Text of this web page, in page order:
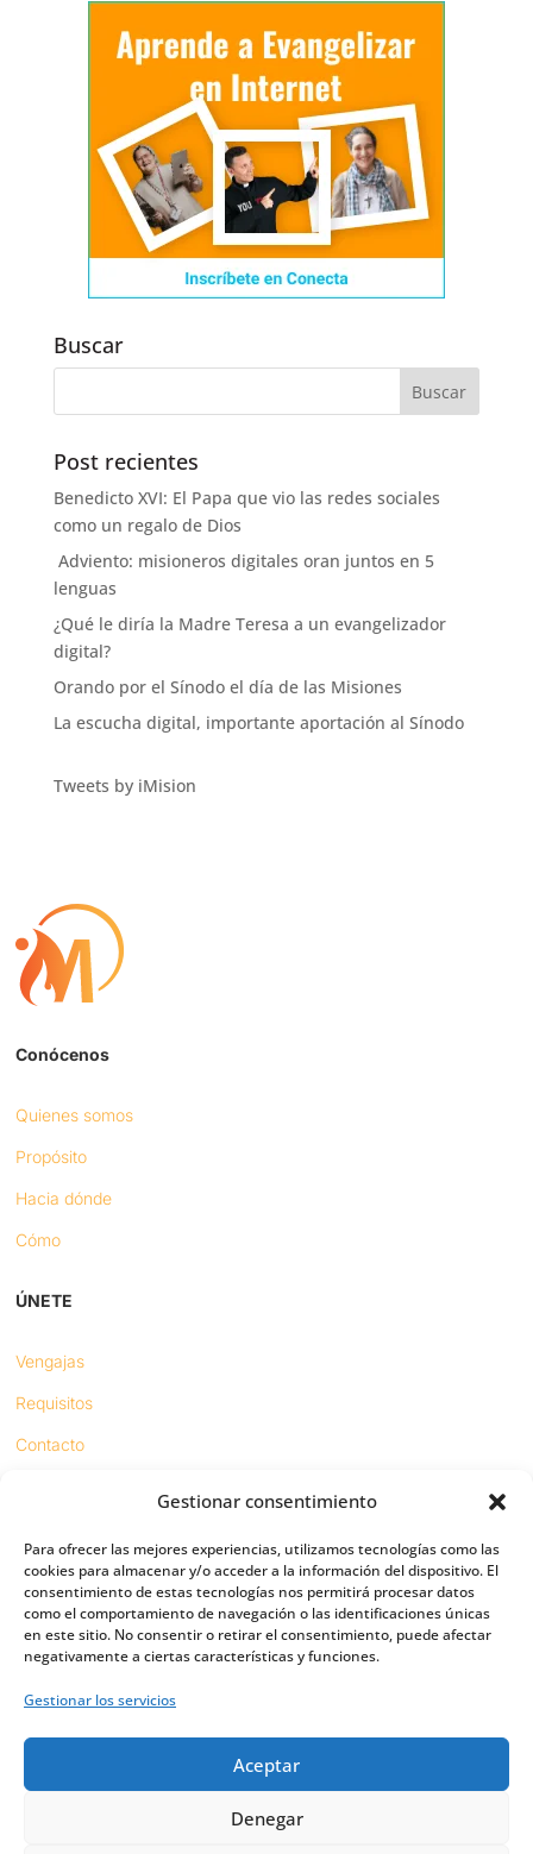
Gestionar consentimiento
Para ofrecer las mejores experiencias, utilizamos tecnologías como las
cookies para almacenar y/o acceder a la información del dispositivo. El
consentimiento de estas tecnologías nos permitirá procesar datos
como el comportamiento de navegación o las identificaciones únicas
en este sitio. No consentir o retirar el consentimiento, puede afectar
negativamente a ciertas características y funciones.
Gestionar los servicios
Aceptar
Denegar
Buscar
Post recientes
Benedicto XVI: El Papa que vio las redes sociales
como un regalo de Dios
Adviento: misioneros digitales oran juntos en 5
lenguas
¿Qué le diría la Madre Teresa a un evangelizador
digital?
Orando por el Sínodo el día de las Misiones
La escucha digital, importante aportación al Sínodo
Tweets by iMision
Conócenos
Quienes somos
Propósito
Hacia dónde
Cómo
ÚNETE
Vengajas
Requisitos
Contacto
Sínodo digital
Respeto en redes
PUENTES